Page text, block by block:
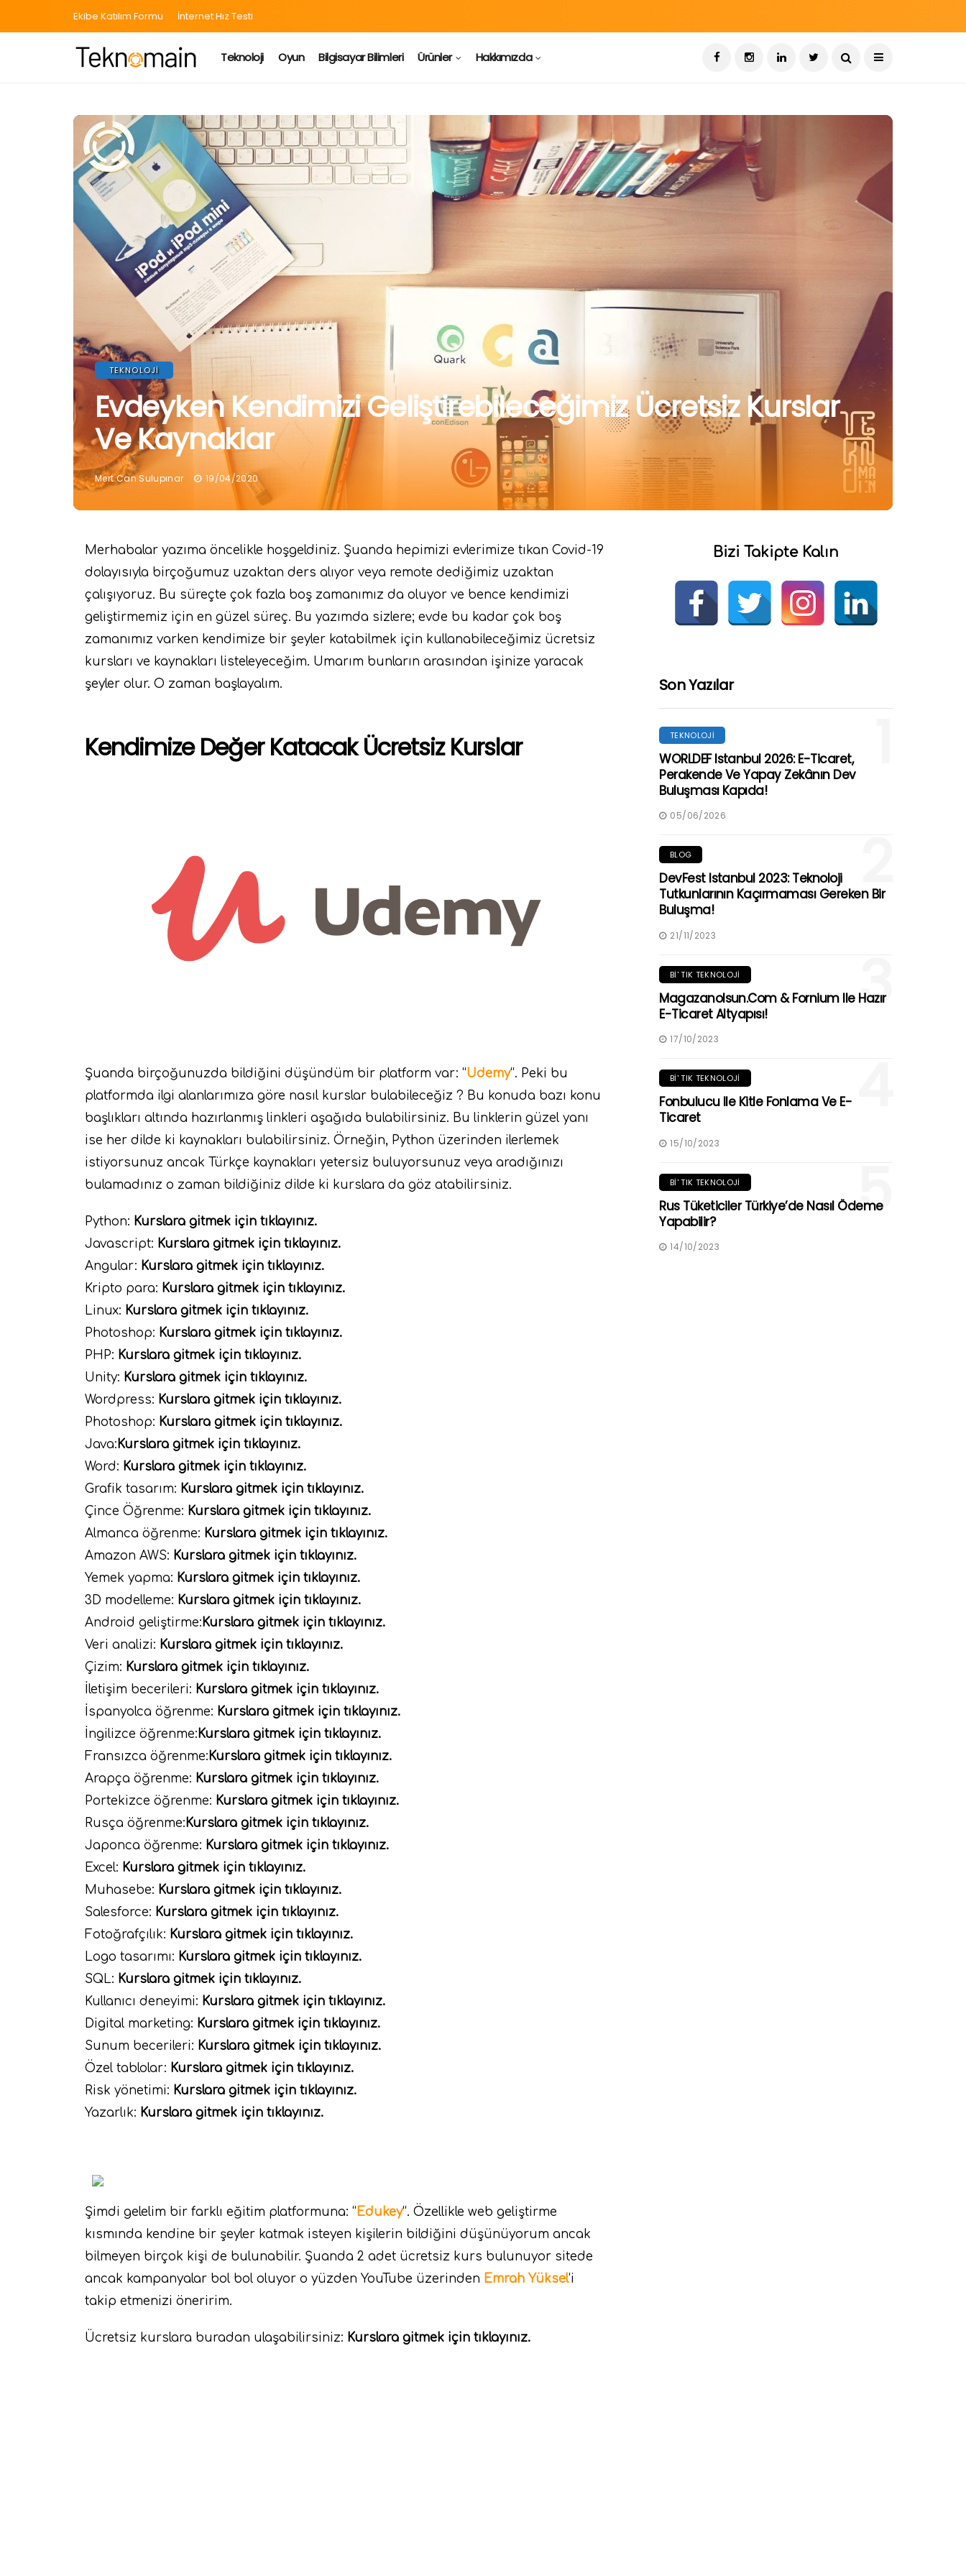
Ekibe Katılım Formu İnternet Hız Testi
Teknoloji Oyun Bilgisayar Bilimleri Ürünler Hakkımızda
TEKNOLOJI
Evdeyken Kendimizi Geliştirebileceğimiz Ücretsiz Kurslar
Ve Kaynaklar
Mert Can Sulupınar 19/04/2020
Merhabalar yazıma öncelikle hoşgeldiniz. Şuanda hepimizi evlerimize tıkan Covid-19
dolayısıyla birçoğumuz uzaktan ders alıyor veya remote dediğimiz uzaktan
çalışıyoruz. Bu süreçte çok fazla boş zamanımız da oluyor ve bence kendimizi
geliştirmemiz için en güzel süreç. Bu yazımda sizlere; evde bu kadar çok boş
zamanımız varken kendimize bir şeyler katabilmek için kullanabileceğimiz ücretsiz
kursları ve kaynakları listeleyeceğim. Umarım bunların arasından işinize yaracak
şeyler olur. O zaman başlayalım.
Kendimize Değer Katacak Ücretsiz Kurslar
Şuanda birçoğunuzda bildiğini düşündüm bir platform var: “Udemy“. Peki bu
platformda ilgi alanlarımıza göre nasıl kurslar bulabileceğiz ? Bu konuda bazı konu
başlıkları altında hazırlanmış linkleri aşağıda bulabilirsiniz. Bu linklerin güzel yanı
ise her dilde ki kaynakları bulabilirsiniz. Örneğin, Python üzerinden ilerlemek
istiyorsunuz ancak Türkçe kaynakları yetersiz buluyorsunuz veya aradığınızı
bulamadınız o zaman bildiğiniz dilde ki kurslara da göz atabilirsiniz.
Python: Kurslara gitmek için tıklayınız.
Javascript: Kurslara gitmek için tıklayınız.
Angular: Kurslara gitmek için tıklayınız.
Kripto para: Kurslara gitmek için tıklayınız.
Linux: Kurslara gitmek için tıklayınız.
Photoshop: Kurslara gitmek için tıklayınız.
PHP: Kurslara gitmek için tıklayınız.
Unity: Kurslara gitmek için tıklayınız.
Wordpress: Kurslara gitmek için tıklayınız.
Photoshop: Kurslara gitmek için tıklayınız.
Java:Kurslara gitmek için tıklayınız.
Word: Kurslara gitmek için tıklayınız.
Grafik tasarım: Kurslara gitmek için tıklayınız.
Çince Öğrenme: Kurslara gitmek için tıklayınız.
Almanca öğrenme: Kurslara gitmek için tıklayınız.
Amazon AWS: Kurslara gitmek için tıklayınız.
Yemek yapma: Kurslara gitmek için tıklayınız.
3D modelleme: Kurslara gitmek için tıklayınız.
Android geliştirme:Kurslara gitmek için tıklayınız.
Veri analizi: Kurslara gitmek için tıklayınız.
Çizim: Kurslara gitmek için tıklayınız.
İletişim becerileri: Kurslara gitmek için tıklayınız.
İspanyolca öğrenme: Kurslara gitmek için tıklayınız.
İngilizce öğrenme:Kurslara gitmek için tıklayınız.
Fransızca öğrenme:Kurslara gitmek için tıklayınız.
Arapça öğrenme: Kurslara gitmek için tıklayınız.
Portekizce öğrenme: Kurslara gitmek için tıklayınız.
Rusça öğrenme:Kurslara gitmek için tıklayınız.
Japonca öğrenme: Kurslara gitmek için tıklayınız.
Excel: Kurslara gitmek için tıklayınız.
Muhasebe: Kurslara gitmek için tıklayınız.
Salesforce: Kurslara gitmek için tıklayınız.
Fotoğrafçılık: Kurslara gitmek için tıklayınız.
Logo tasarımı: Kurslara gitmek için tıklayınız.
SQL: Kurslara gitmek için tıklayınız.
Kullanıcı deneyimi: Kurslara gitmek için tıklayınız.
Digital marketing: Kurslara gitmek için tıklayınız.
Sunum becerileri: Kurslara gitmek için tıklayınız.
Özel tablolar: Kurslara gitmek için tıklayınız.
Risk yönetimi: Kurslara gitmek için tıklayınız.
Yazarlık: Kurslara gitmek için tıklayınız.
Şimdi gelelim bir farklı eğitim platformuna: “Edukey“. Özellikle web geliştirme
kısmında kendine bir şeyler katmak isteyen kişilerin bildiğini düşünüyorum ancak
bilmeyen birçok kişi de bulunabilir. Şuanda 2 adet ücretsiz kurs bulunuyor sitede
ancak kampanyalar bol bol oluyor o yüzden YouTube üzerinden Emrah Yüksel‘i
takip etmenizi öneririm.
Ücretsiz kurslara buradan ulaşabilirsiniz: Kurslara gitmek için tıklayınız.
Bizi Takipte Kalın
Son Yazılar
TEKNOLOJI
WORLDEF Istanbul 2026: E-Ticaret,
Perakende Ve Yapay Zekânın Dev
Buluşması Kapıda!
05/06/2026
BLOG
DevFest Istanbul 2023: Teknoloji
Tutkunlarının Kaçırmaması Gereken Bir
Buluşma!
21/11/2023
3
BI' TIK TEKNOLOJI
Magazanolsun.com & Fornium Ile Hazır
E-Ticaret Altyapısı!
17/10/2023
BI' TIK TEKNOLOJI
Fonbulucu Ile Kitle Fonlama Ve E-
Ticaret
15/10/2023
5
BI' TIK TEKNOLOJI
Rus Tüketiciler Türkiye’de Nasıl Ödeme
Yapabilir?
14/10/2023